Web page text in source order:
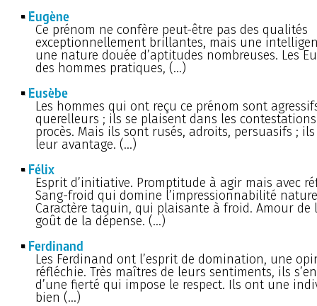
Eugène
Ce prénom ne confère peut-être pas des qualités
exceptionnellement brillantes, mais une
une nature douée d’aptitudes nombreuses. Les
des hommes pratiques, (…)
Eusèbe
Les hommes qui ont reçu ce prénom sont
querelleurs ; ils se plaisent dans les
procès. Mais ils sont rusés, adroits, persuasifs ;
leur avantage. (…)
Félix
Esprit d’initiative. Promptitude à agir mais avec
Sang-froid qui domine l’impressionnabilité
Caractère taquin, qui plaisante à froid. Amour de
goût de la dépense. (…)
Ferdinand
Les Ferdinand ont l’esprit de domination, une
réfléchie. Très maîtres de leurs sentiments, ils
d’une fierté qui impose le respect. Ils ont une
bien (…)